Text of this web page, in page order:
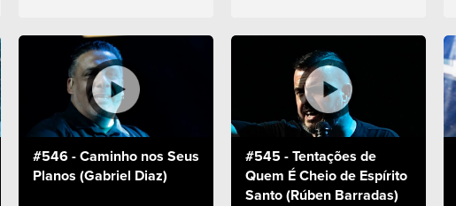
#546 - Caminho nos Seus
Planos (Gabriel Diaz)
#545 - Tentações de
Quem É Cheio de Espírito
Santo (Rúben Barradas)